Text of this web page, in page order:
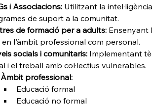
i Associacions: Utilitzant la
de suport a la comunitat.
de formació per a adults: Ensenyant
l'àmbit professional com personal.
socials i comunitaris: Implementant
i el treball amb col·lectius vulnerables.
Àmbit professional:
Educació formal
Educació no formal